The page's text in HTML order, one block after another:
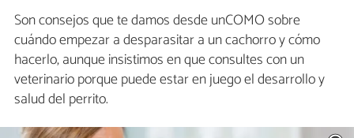
Son consejos que te damos desde unCOMO sobre
cuándo empezar a desparasitar a un cachorro y cómo
hacerlo, aunque insistimos en que consultes con un
veterinario porque puede estar en juego el desarrollo y
salud del perrito.